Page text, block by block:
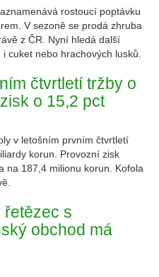
rostoucí poptávku
V sezoně se prodá zhruba
z ČR. Nyní hledá další
cuket nebo hrachových lusků.
čtvrtletí tržby o
o 15,2 pct
v letošním prvním čtvrtletí
korun. Provozní zisk
na 187,4 milionu korun. Kofola
s
obchod má